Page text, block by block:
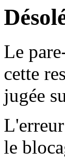
Le
cette
jugée
le